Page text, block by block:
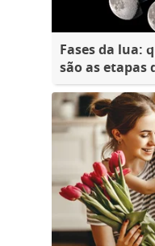
Fases da lua:
são as etapas